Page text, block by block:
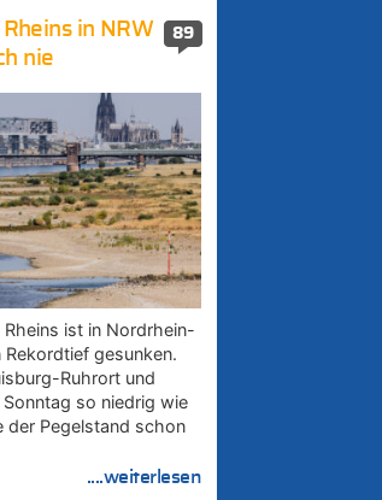
89
in NRW
nie
ist in Nordrhein-
gesunken.
Ruhrort und
so niedrig wie
der Pegelstand schon
....weiterlesen